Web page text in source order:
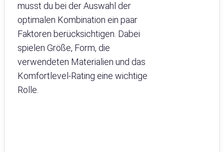
musst du bei der Auswahl der
optimalen Kombination ein paar
Faktoren berücksichtigen. Dabei
spielen Größe, Form, die
verwendeten Materialien und das
Komfortlevel-Rating eine wichtige
Rolle.